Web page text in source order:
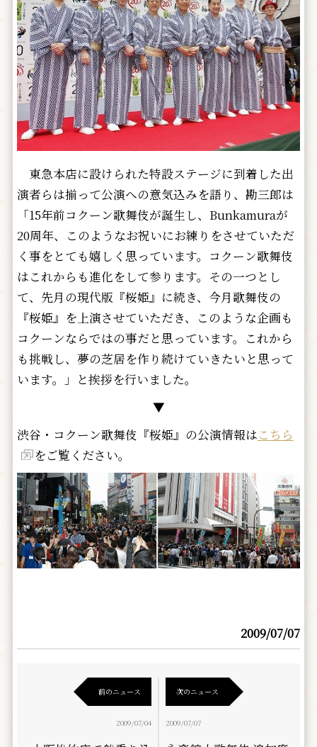
東急本店に設けられた特設ステージに到着した出
演者らは揃って公演への意気込みを語り、勘三郎は
「15年前コクーン歌舞伎が誕生し、Bunkamuraが
20周年、このようなお祝いにお練りをさせていただ
く事をとても嬉しく思っています。コクーン歌舞伎
はこれからも進化をして参ります。その一つとし
て、先月の現代版『桜姫』に続き、今月歌舞伎の
『桜姫』を上演させていただき、このような企画も
コクーンならではの事だと思っています。これから
も挑戦し、夢の芝居を作り続けていきたいと思って
います。」と挨拶を行いました。
▼
渋谷・コクーン歌舞伎『桜姫』の公演情報はこちら
をご覧ください。
2009/07/07
前のニュース
2009/07/04
次のニュース
2009/07/07